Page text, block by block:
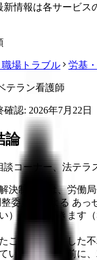
新情報は各サービス
場トラブル 労基
テラン看護師
確認: 2026年7月22日
論
コーナー、法テラ
決制度では、労働
委員会による あっ
）が利用できます（
ことを理由とした
います。相談前に